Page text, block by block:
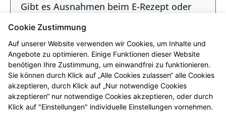
Gibt es Ausnahmen beim E-Rezept oder
angeboten?
Gibt es bald ausschließlich E-Rezepte?
* Bis 12 Uhr vorbestellt sind die Produkte i.d.R. ab 16 Uhr abholbereit.
Beachten Sie bitte die jeweiligen Öffnungszeiten. Vorbehaltlich der
Lieferfähigkeit des Großhandels. Ausgenommen sind Arzneimittel, die in
Cookie Zustimmung
Auf unserer Website verwenden wir Cookies, um Inhalte und
Angebote zu optimieren. Einige Funktionen dieser Website
benötigen Ihre Zustimmung, um einwandfrei zu funktionieren.
Sie können durch Klick auf „Alle Cookies zulassen“ alle Cookies
akzeptieren, durch Klick auf „Nur notwendige Cookies
akzeptieren“ nur notwendige Cookies akzeptieren, oder durch
Klick auf "Einstellungen" individuelle Einstellungen vornehmen.